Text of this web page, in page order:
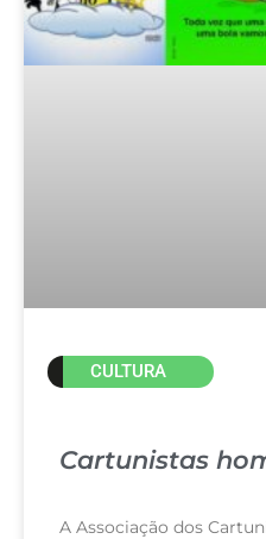
CULTURA
Cartunistas
A Associação dos